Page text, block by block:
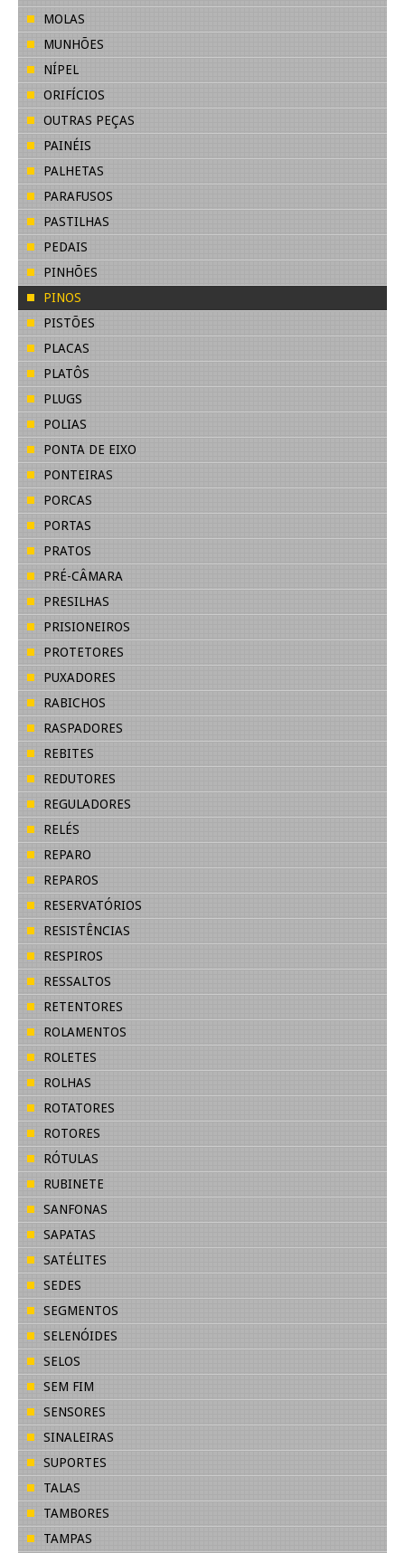
MOLAS
MUNHÕES
NÍPEL
ORIFÍCIOS
OUTRAS PEÇAS
PAINÉIS
PALHETAS
PARAFUSOS
PASTILHAS
PEDAIS
PINHÕES
PINOS
PISTÕES
PLACAS
PLATÔS
PLUGS
POLIAS
PONTA DE EIXO
PONTEIRAS
PORCAS
PORTAS
PRATOS
PRÉ-CÂMARA
PRESILHAS
PRISIONEIROS
PROTETORES
PUXADORES
RABICHOS
RASPADORES
REBITES
REDUTORES
REGULADORES
RELÉS
REPARO
REPAROS
RESERVATÓRIOS
RESISTÊNCIAS
RESPIROS
RESSALTOS
RETENTORES
ROLAMENTOS
ROLETES
ROLHAS
ROTATORES
ROTORES
RÓTULAS
RUBINETE
SANFONAS
SAPATAS
SATÉLITES
SEDES
SEGMENTOS
SELENÓIDES
SELOS
SEM FIM
SENSORES
SINALEIRAS
SUPORTES
TALAS
TAMBORES
TAMPAS